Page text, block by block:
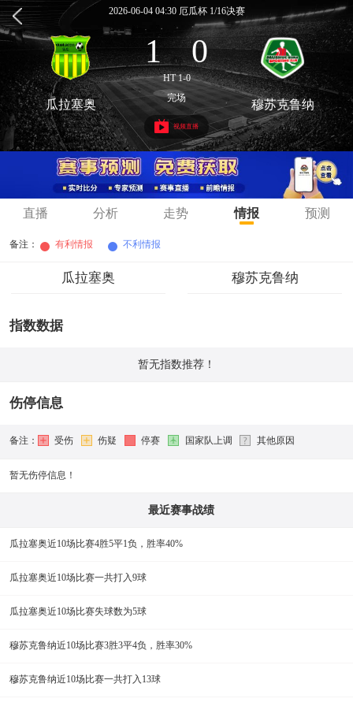
2026-06-04 04:30 厄瓜杯 1/16决赛
1 : 0
HT 1-0
瓜拉塞奥 完场 穆苏克鲁纳
视频直播
直播 分析 走势 情报 预测
备注： 有利情报 不利情报
瓜拉塞奥 穆苏克鲁纳
指数数据
暂无指数推荐！
伤停信息
备注： 受伤 伤疑 停赛 国家队上调 其他原因
暂无伤停信息！
最近赛事战绩
瓜拉塞奥近10场比赛4胜5平1负，胜率40%
瓜拉塞奥近10场比赛一共打入9球
瓜拉塞奥近10场比赛失球数为5球
穆苏克鲁纳近10场比赛3胜3平4负，胜率30%
穆苏克鲁纳近10场比赛一共打入13球